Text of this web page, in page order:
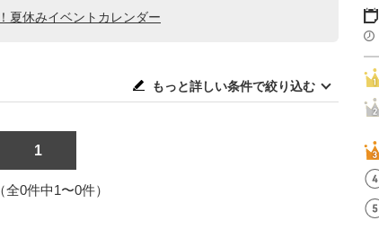
夏休みイベントカレンダー
もっと詳しい条件で絞り込む
1
全0件中1〜0件）